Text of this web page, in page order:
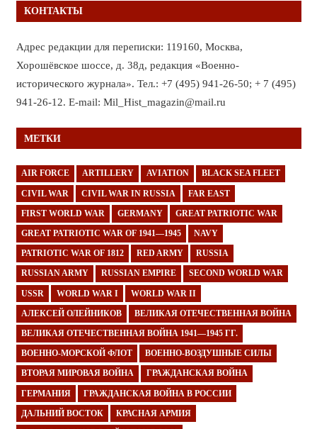
КОНТАКТЫ
Адрес редакции для переписки: 119160, Москва,
Хорошёвское шоссе, д. 38д, редакция «Военно-
исторического журнала». Тел.: +7 (495) 941-26-50; + 7 (495)
941-26-12. E-mail: Mil_Hist_magazin@mail.ru
МЕТКИ
AIR FORCE ARTILLERY AVIATION BLACK SEA FLEET
CIVIL WAR CIVIL WAR IN RUSSIA FAR EAST
FIRST WORLD WAR GERMANY GREAT PATRIOTIC WAR
GREAT PATRIOTIC WAR OF 1941—1945 NAVY
PATRIOTIC WAR OF 1812 RED ARMY RUSSIA
RUSSIAN ARMY RUSSIAN EMPIRE SECOND WORLD WAR
USSR WORLD WAR I WORLD WAR II
АЛЕКСЕЙ ОЛЕЙНИКОВ ВЕЛИКАЯ ОТЕЧЕСТВЕННАЯ ВОЙНА
ВЕЛИКАЯ ОТЕЧЕСТВЕННАЯ ВОЙНА 1941—1945 ГГ.
ВОЕННО-МОРСКОЙ ФЛОТ ВОЕННО-ВОЗДУШНЫЕ СИЛЫ
ВТОРАЯ МИРОВАЯ ВОЙНА ГРАЖДАНСКАЯ ВОЙНА
ГЕРМАНИЯ ГРАЖДАНСКАЯ ВОЙНА В РОССИИ
ДАЛЬНИЙ ВОСТОК КРАСНАЯ АРМИЯ